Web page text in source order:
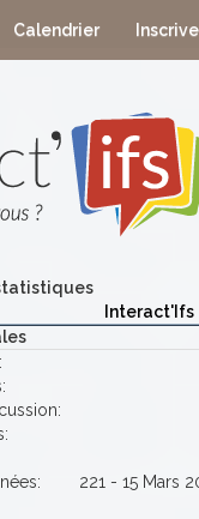
Calendrier
221 - 15 Mars